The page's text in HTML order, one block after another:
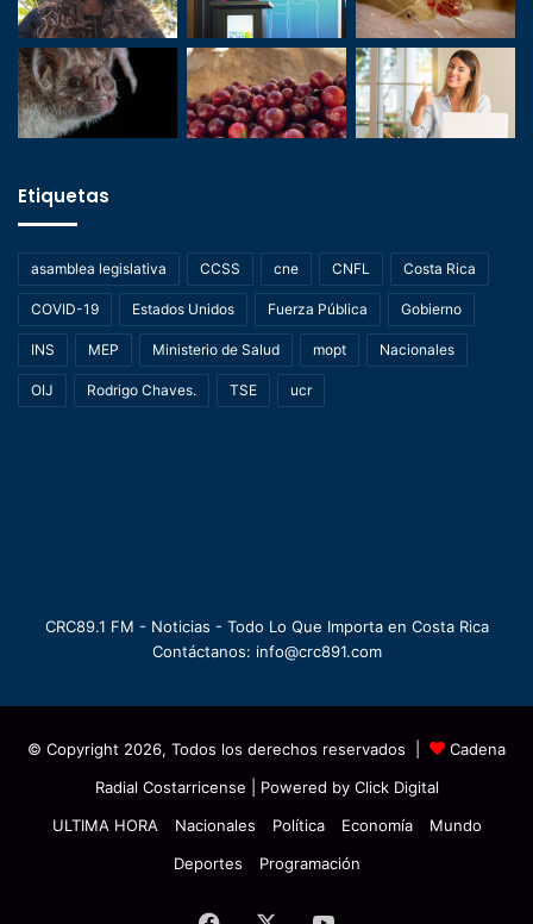
Etiquetas
asamblea legislativa CCSS cne CNFL Costa Rica
COVID-19 Estados Unidos Fuerza Pública Gobierno
INS MEP Ministerio de Salud mopt Nacionales
OIJ Rodrigo Chaves. TSE ucr
CRC89.1 FM - Noticias - Todo Lo Que Importa en Costa Rica
Contáctanos: info@crc891.com
© Copyright 2026, Todos los derechos reservados |
Cadena
Radial Costarricense | Powered by Click Digital
ULTIMA HORA
Nacionales Política Economía
Mundo
Deportes
Programación